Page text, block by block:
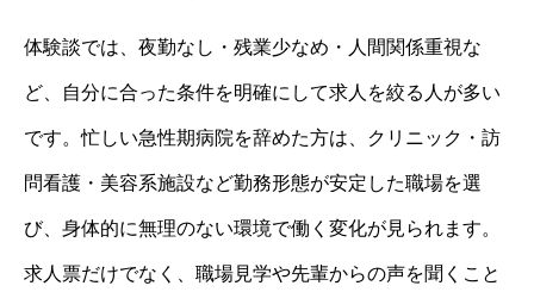
体験談では、夜勤なし・残業少なめ・人間関係重視な
ど、自分に合った条件を明確にして求人を絞る人が多い
です。忙しい急性期病院を辞めた方は、クリニック・訪
問看護・美容系施設など勤務形態が安定した職場を選
び、身体的に無理のない環境で働く変化が見られます。
求人票だけでなく、職場見学や先輩からの声を聞くこと